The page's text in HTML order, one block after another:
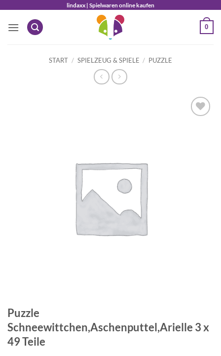
springen
lindaxx | Spielwaren online kaufen
0
START / SPIELZEUG & SPIELE / PUZZLE
Puzzle
Schneewittchen,Aschenputtel,Arielle 3 x
49 Teile